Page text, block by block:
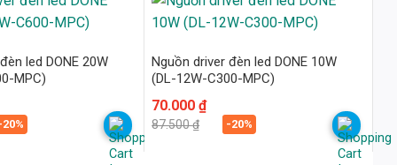
led DONE 20W
MPC)
Nguồn driver đèn led DONE 10W
(DL-12W-C300-MPC)
87.500₫
Giá
gốc
là:
70.000₫
Giá
hiện
tại
-20%